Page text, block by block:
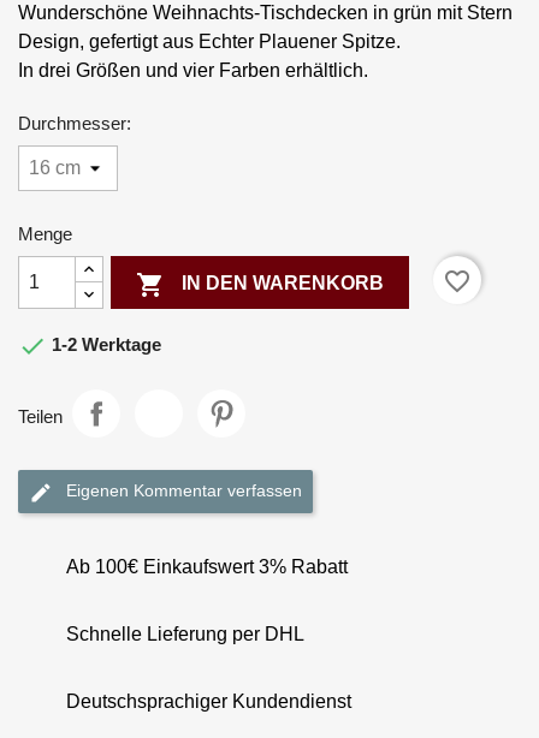
Wunderschöne Weihnachts-Tischdecken in grün mit Stern
Design, gefertigt aus Echter Plauener Spitze.
In drei Größen und vier Farben erhältlich.
Durchmesser:
Menge
 IN DEN WARENKORB favorite_border
 1-2 Werktage
Teilen
Eigenen Kommentar verfassen
Ab 100€ Einkaufswert 3% Rabatt
Schnelle Lieferung per DHL
Deutschsprachiger Kundendienst